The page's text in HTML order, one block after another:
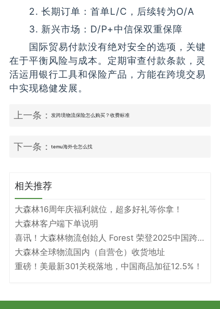
2. 长期订单：首单L/C，后续转为O/A
3. 新兴市场：D/P+中信保双重保障
国际贸易付款没有绝对安全的选项，关键
在于平衡风险与成本。定期审查付款条款，灵
活运用银行工具和保险产品，方能在跨境交易
中实现稳健发展。
上一条：发跨境物流保险怎么购买？收费标准
下一条：temu海外仓怎么找
相关推荐
大森林16周年庆福利就位，超多好礼等你拿！
大森林客户端下单说明
喜讯！大森林物流创始人 Forest 荣登2025中国跨境电商物流名人堂！
大森林全球物流国内（自营仓）收货地址
重磅！美最新301关税落地，中国商品加征12.5%！